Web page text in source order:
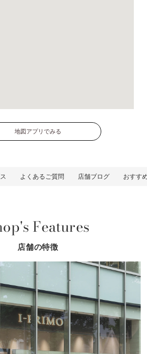
地図アプリでみる
よくあるご質問 店舗ブログ おすす
Features
店舗の特徴